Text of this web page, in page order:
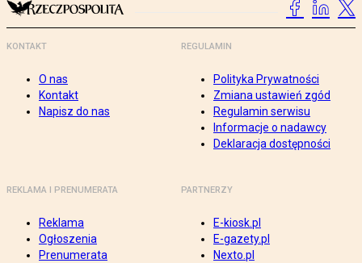
KONTAKT
O nas
Kontakt
Napisz do nas
REGULAMIN
Polityka Prywatności
Zmiana ustawień zgód
Regulamin serwisu
Informacje o nadawcy
Deklaracja dostępności
REKLAMA I PRENUMERATA
Reklama
Ogłoszenia
Prenumerata
PARTNERZY
E-kiosk.pl
E-gazety.pl
Nexto.pl